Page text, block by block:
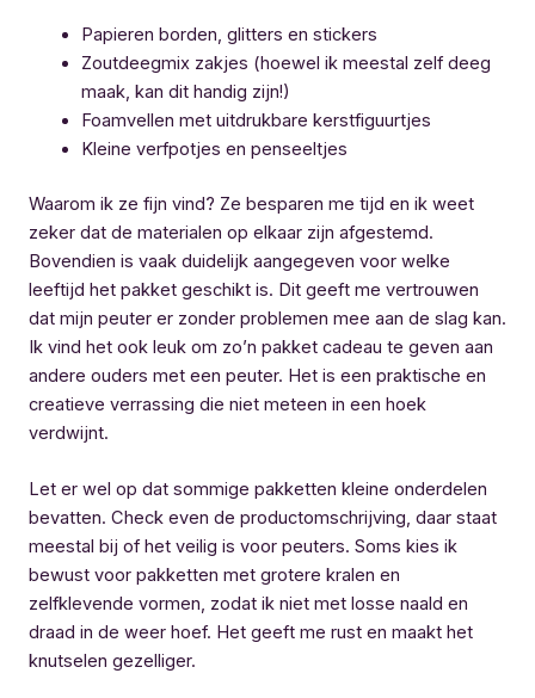
Papieren borden, glitters en stickers
Zoutdeegmix zakjes (hoewel ik meestal zelf deeg
maak, kan dit handig zijn!)
Foamvellen met uitdrukbare kerstfiguurtjes
Kleine verfpotjes en penseeltjes
Waarom ik ze fijn vind? Ze besparen me tijd en ik weet
zeker dat de materialen op elkaar zijn afgestemd.
Bovendien is vaak duidelijk aangegeven voor welke
leeftijd het pakket geschikt is. Dit geeft me vertrouwen
dat mijn peuter er zonder problemen mee aan de slag kan.
Ik vind het ook leuk om zo’n pakket cadeau te geven aan
andere ouders met een peuter. Het is een praktische en
creatieve verrassing die niet meteen in een hoek
verdwijnt.
Let er wel op dat sommige pakketten kleine onderdelen
bevatten. Check even de productomschrijving, daar staat
meestal bij of het veilig is voor peuters. Soms kies ik
bewust voor pakketten met grotere kralen en
zelfklevende vormen, zodat ik niet met losse naald en
draad in de weer hoef. Het geeft me rust en maakt het
knutselen gezelliger.